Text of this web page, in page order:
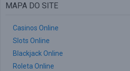
MAPA DO SITE
Casinos Online
Slots Online
Blackjack Online
Roleta Online